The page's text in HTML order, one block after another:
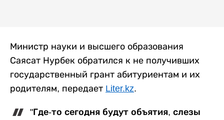
Министр науки и высшего образования
Саясат Нурбек обратился к не получивших
государственный грант абитуриентам и их
родителям, передает Liter.kz.
"Где-то сегодня будут объятия, слезы